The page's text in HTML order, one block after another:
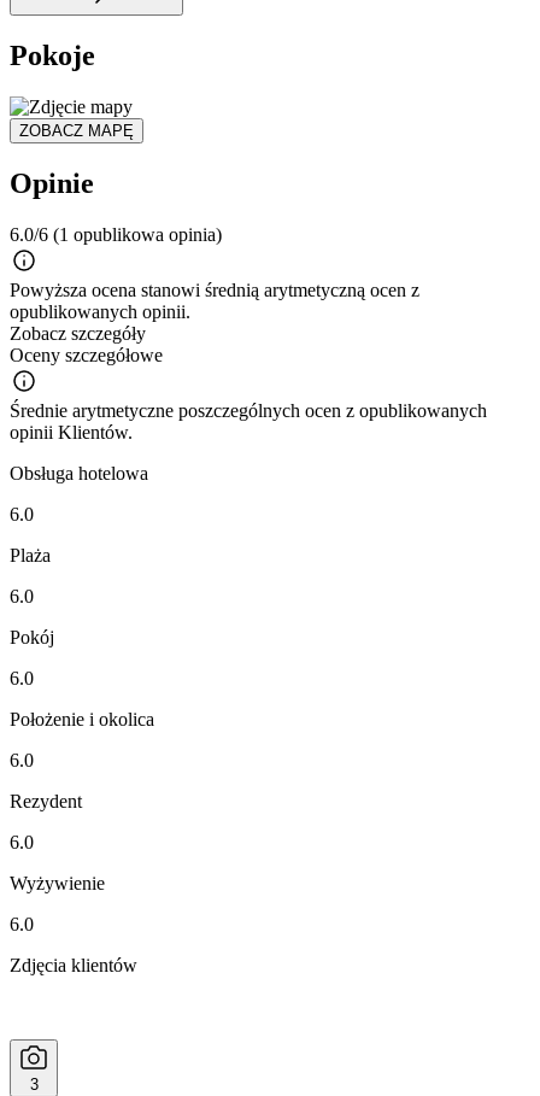
Pokoje
ZOBACZ MAPĘ
Opinie
6.0/6 (1 opublikowa opinia)
Powyższa ocena stanowi średnią arytmetyczną ocen z
opublikowanych opinii.
Zobacz szczegóły
Oceny szczegółowe
Średnie arytmetyczne poszczególnych ocen z opublikowanych
opinii Klientów.
Obsługa hotelowa
6.0
Plaża
6.0
Pokój
6.0
Położenie i okolica
6.0
Rezydent
6.0
Wyżywienie
6.0
Zdjęcia klientów
3